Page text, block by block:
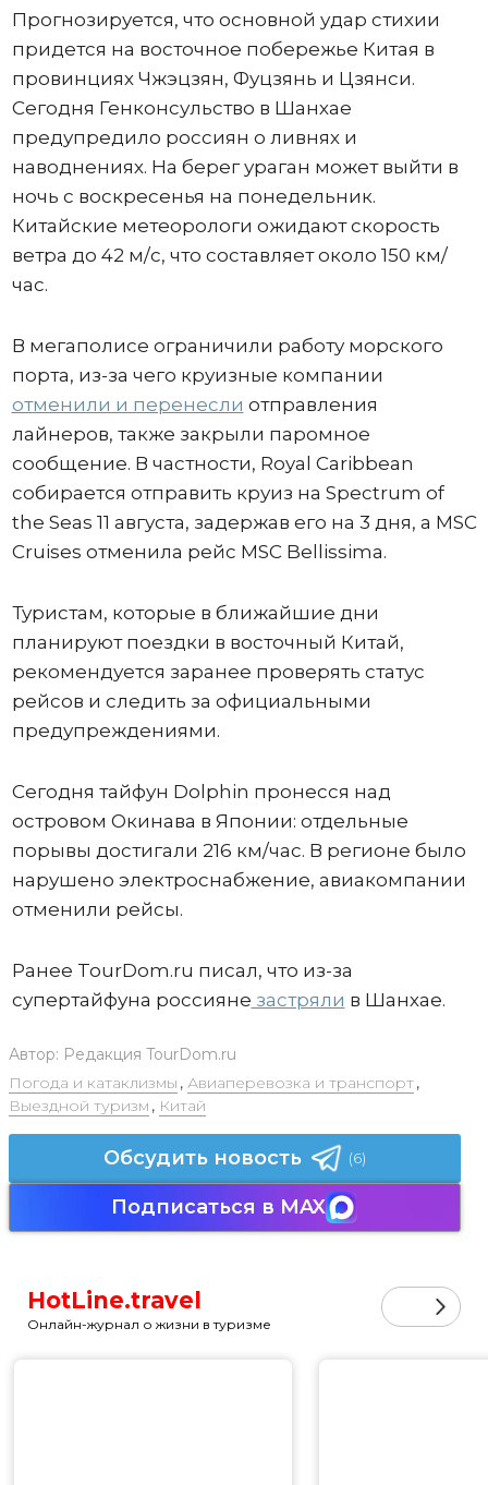
Прогнозируется, что основной удар стихии
придется на восточное побережье Китая в
провинциях Чжэцзян, Фуцзянь и Цзянси.
Сегодня Генконсульство в Шанхае
предупредило россиян о ливнях и
наводнениях. На берег ураган может выйти в
ночь с воскресенья на понедельник.
Китайские метеорологи ожидают скорость
ветра до 42 м/с, что составляет около 150 км/
час.
В мегаполисе ограничили работу морского
порта, из-за чего круизные компании
отменили и перенесли отправления
лайнеров, также закрыли паромное
сообщение. В частности, Royal Caribbean
собирается отправить круиз на Spectrum of
the Seas 11 августа, задержав его на 3 дня, а MSC
Cruises отменила рейс MSC Bellissima.
Туристам, которые в ближайшие дни
планируют поездки в восточный Китай,
рекомендуется заранее проверять статус
рейсов и следить за официальными
предупреждениями.
Сегодня тайфун Dolphin пронесся над
островом Окинава в Японии: отдельные
порывы достигали 216 км/час. В регионе было
нарушено электроснабжение, авиакомпании
отменили рейсы.
Ранее TourDom.ru писал, что из-за
супертайфуна россияне застряли в Шанхае.
Автор: Редакция TourDom.ru
Погода и катаклизмы , Авиаперевозка и транспорт,
Выездной туризм , Китай
Обсудить новость (6)
Подписаться в MAX
HotLine.travel
Онлайн-журнал о жизни в туризме